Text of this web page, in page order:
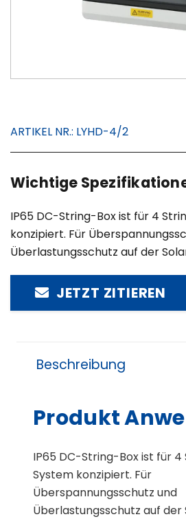
ARTIKEL NR.: LYHD-4/2
Wichtige
IP65 DC-String-Box ist für 4
konzipiert. Für
Überlastungsschutz auf der
JETZT ZITIEREN
Beschreibung
Produkt
IP65 DC-String-Box ist für
System konzipiert. Für
Überspannungsschutz und
Überlastungsschutz auf der